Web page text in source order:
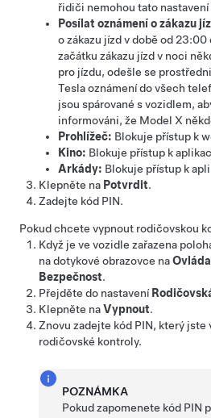
řidiči nemohou tato
Posílat oznámení o zákazu
o zákazu jízd v době od
začátku zákazu jízd v noci
pro jízdu, odešle se
Tesla oznámení do všech
jsou spárované s vozidlem,
informováni, že Model X
Prohlížeč: Blokuje přístup k
Kino: Blokuje přístup k
Arkády: Blokuje přístup k
Klepněte na Potvrdit.
Zadejte kód PIN.
Pokud chcete vypnout rodičovskou
Když je ve vozidle zařazena
na dotykové obrazovce na
Bezpečnost.
Přejděte do nastavení
Klepněte naVypnout.
Znovu zadejte kód PIN, který
rodičovské kontroly.
POZNÁMKA
Pokud zapomenete kód PIN